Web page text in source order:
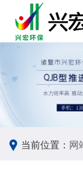
当前位置： 网